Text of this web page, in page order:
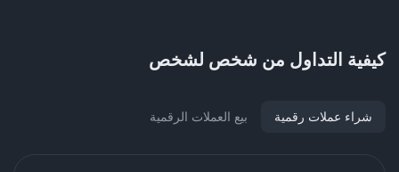
كيفية التداول من شخص لشخص
شراء عملات رقمية بيع العملات الرقمية